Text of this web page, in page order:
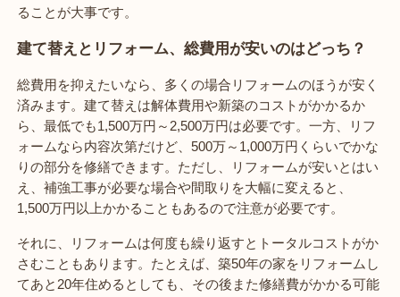
ることが大事です。
建て替えとリフォーム、総費用が安いのはどっち？
総費用を抑えたいなら、多くの場合リフォームのほうが安く
済みます。建て替えは解体費用や新築のコストがかかるか
ら、最低でも1,500万円～2,500万円は必要です。一方、リフ
ォームなら内容次第だけど、500万～1,000万円くらいでかな
りの部分を修繕できます。ただし、リフォームが安いとはい
え、補強工事が必要な場合や間取りを大幅に変えると、
1,500万円以上かかることもあるので注意が必要です。
それに、リフォームは何度も繰り返すとトータルコストがか
さむこともあります。たとえば、築50年の家をリフォームし
てあと20年住めるとしても、その後また修繕費がかかる可能